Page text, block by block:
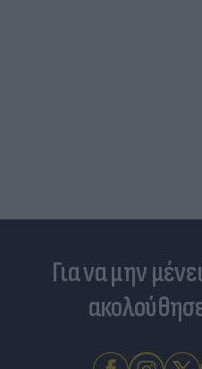
Για να μην